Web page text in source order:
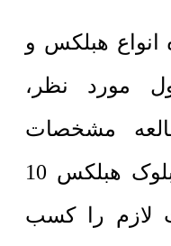
هبلکس و
مورد نظر،
مشخصات
پیش از خرید بلوک هبلکس 10
لازم را کسب